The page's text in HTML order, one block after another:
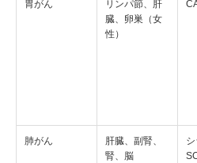
胃がん
リンパ節、肝
臓、卵巣（女
性）
肺がん
肝臓、副腎、
腎、脳
シ